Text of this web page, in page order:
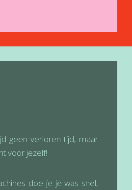
geen verloren tijd, maar
voor jezelf!
doe je je was snel,